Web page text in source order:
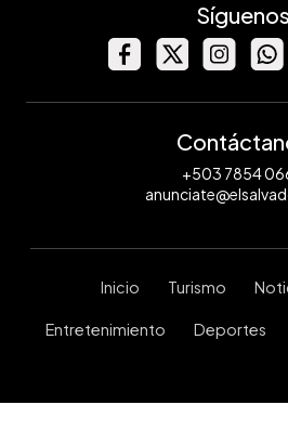
Síguenos
+503 7854
Inicio Turismo
Entretenimiento Deportes